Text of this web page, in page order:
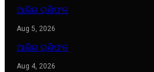
ଆଜିର ରାଶିଫଳ
Aug 5, 2026
ଆଜିର ରାଶିଫଳ
Aug 4, 2026